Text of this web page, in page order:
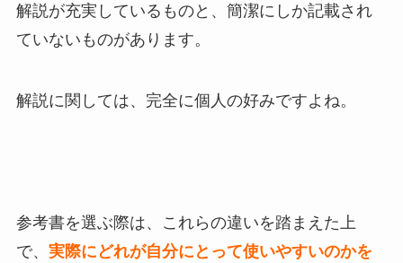
解説が充実しているものと、簡潔にしか記載され
ていないものがあります。
解説に関しては、完全に個人の好みですよね。
参考書を選ぶ際は、これらの違いを踏まえた上
で、 実際にどれが自分にとって使いやすいのかを